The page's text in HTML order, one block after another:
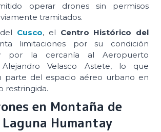
operar drones sin permisos
tramitados.
Cusco, el Centro Histórico del
limitaciones por su condición
por la cercanía al Aeropuerto
Alejandro Velasco Astete, lo que
parte del espacio aéreo urbano en
restringida.
en Montaña de
Humantay